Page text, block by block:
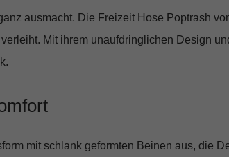
ausmacht. Die Freizeit Hose Poptrash
Mit ihrem unaufdringlichen Design
mit schlank geformten Beinen aus, die